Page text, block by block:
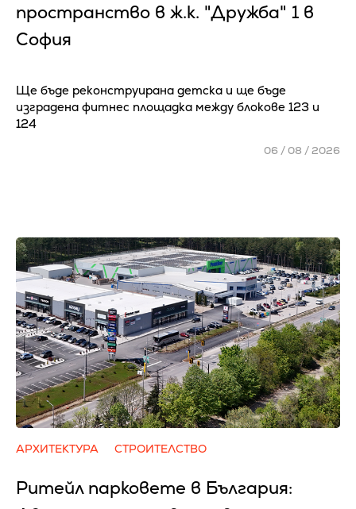
пространство в ж.к. "Дружба" 1 в
София
Ще бъде реконструирана детска и ще бъде
изградена фитнес площадка между блокове 123 и
124
06 / 08 / 2026
АРХИТЕКТУРА СТРОИТЕЛСТВО
Ритейл парковете в България: